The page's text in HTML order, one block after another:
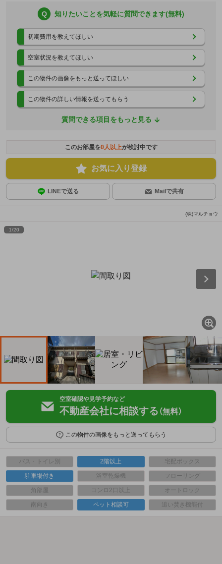
Q 知りたいことを気軽に質問できます(無料)
初期費用を教えてほしい
空室状況を教えてほしい
この物件の画像をもっと送ってほしい
この物件の詳しい情報を送ってもらう
質問できる項目をもっと見る
このお部屋を0人以上が検討中です
お気に入り登録
LINEで送る Mailで共有
(株)マルチョウ
1/20
空室確認や見学予約など
不動産会社に相談する （無料）
この物件の画像をもっと送ってもらう
バス・トイレ別 2階以上 宅配ボックス
駐車場付き 浴室乾燥機 フローリング
角部屋 コンロ2口以上 オートロック
南向き ペット相談可 追い焚き機能付